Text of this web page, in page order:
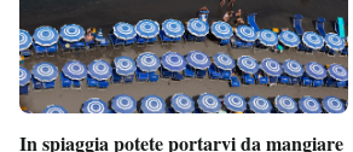
In spiaggia potete portarvi da mangiare